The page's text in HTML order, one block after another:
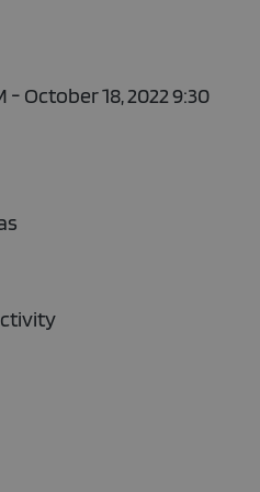
- October 18, 2022 9:30